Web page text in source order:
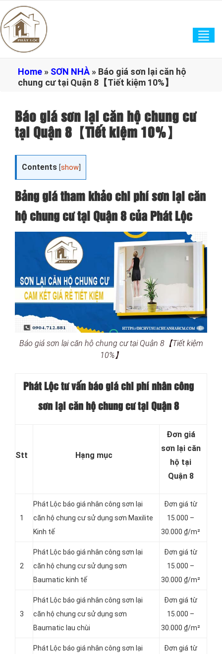
Home » SƠN NHÀ » Báo giá sơn lại căn hộ
chung cư tại Quận 8【Tiết kiệm 10%】
Báo giá sơn lại căn hộ chung cư
tại Quận 8【Tiết kiệm 10%】
Contents [show
Bảng giá tham khảo chi phí sơn lại căn
hộ chung cư tại Quận 8 của Phát Lộc
Báo giá sơn lại căn hộ chung cư tại Quận 8【Tiết kiệm
10%】
Phát Lộc tư vấn báo giá chi phí nhân công
sơn lại căn hộ chung cư tại Quận 8
Stt Hạng mục
Đơn giá
sơn lại căn
hộ tại
Quận 8
1
Phát Lộc báo giá nhân công sơn lại
căn hộ chung cư sử dụng sơn Maxilite
Kinh tế
Đơn giá từ
15.000 –
30.000 ₫/m²
2
Phát Lộc báo giá nhân công sơn lại
căn hộ chung cư sử dụng sơn
Baumatic kinh tế
Đơn giá từ
15.000 –
30.000 ₫/m²
3
Phát Lộc báo giá nhân công sơn lại
căn hộ chung cư sử dụng sơn
Baumatic lau chùi
Đơn giá từ
15.000 –
30.000 ₫/m²
Phát Lộc báo giá nhân công sơn lại
Đơn giá từ